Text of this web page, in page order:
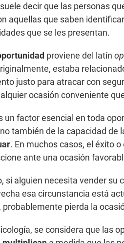
decir que las personas
aquellas que saben
que se les presentan.
proviene del latín
estaba
justo para atracar con
ocasión conveniente
un factor esencial en toda
también de la capacidad de
. En muchos casos, el éxito
ante una ocasión
si alguien necesita vender su
esa circunstancia está
probablemente pierda la
se considera que las